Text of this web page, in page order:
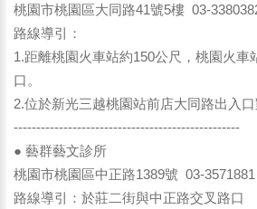
桃園市桃園區大同路41號5樓 03-
路線導引：
1.距離桃園火車站約150公尺，桃園火車
口。
2.位於新光三越桃園站前店大同路出入口
--------------------------------------------------
● 藝群藝文診所
桃園市桃園區中正路1389號 03-3571881
路線導引：於莊二街與中正路交叉路口